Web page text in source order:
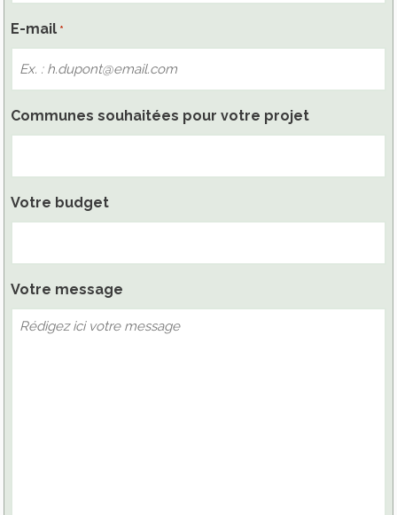
E-mail *
Communes souhaitées pour votre projet
Votre budget
Votre message